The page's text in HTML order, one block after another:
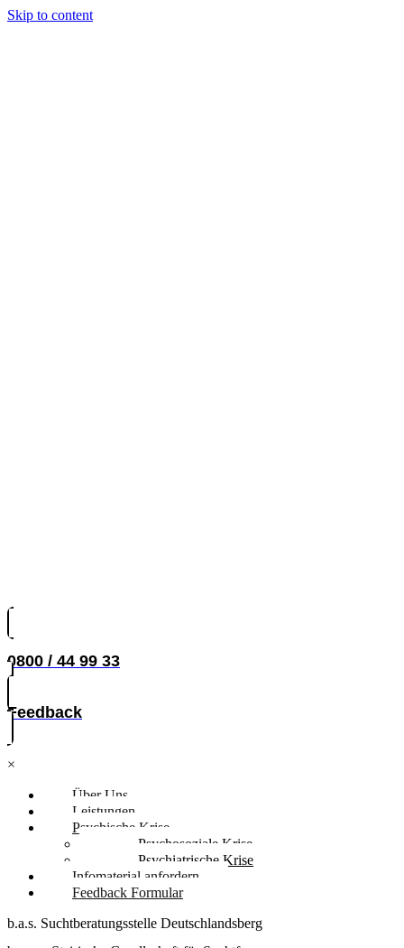
Skip to content
0800 / 44 99 33
Feedback
×
Über Uns
Leistungen
Psychische Krise
Psychosoziale Krise
Psychiatrische Krise
Infomaterial anfordern
Feedback Formular
b.a.s. Suchtberatungsstelle Deutschlandsberg